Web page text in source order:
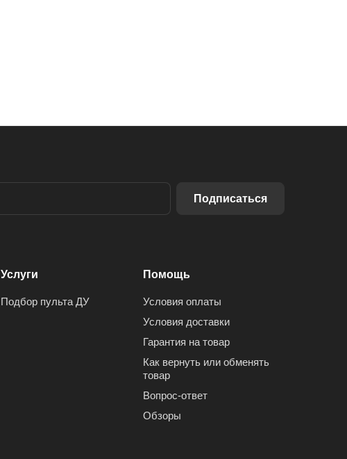
Подписаться
Услуги
Подбор пульта ДУ
Помощь
Условия оплаты
Условия доставки
Гарантия на товар
Как вернуть или обменять
товар
Вопрос-ответ
Обзоры